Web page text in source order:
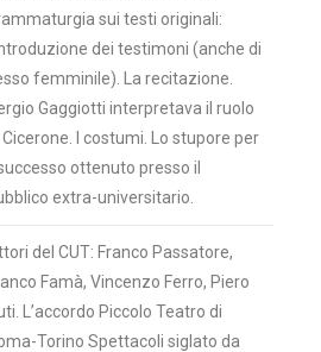
sui testi originali:
dei testimoni (anche di
femminile). La recitazione.
Gaggiotti interpretava il ruolo
Cicerone. I costumi. Lo stupore per
ottenuto presso il
extra-universitario.
del CUT: Franco Passatore,
Famà, Vincenzo Ferro, Piero
L’accordo Piccolo Teatro di
Torino Spettacoli siglato da